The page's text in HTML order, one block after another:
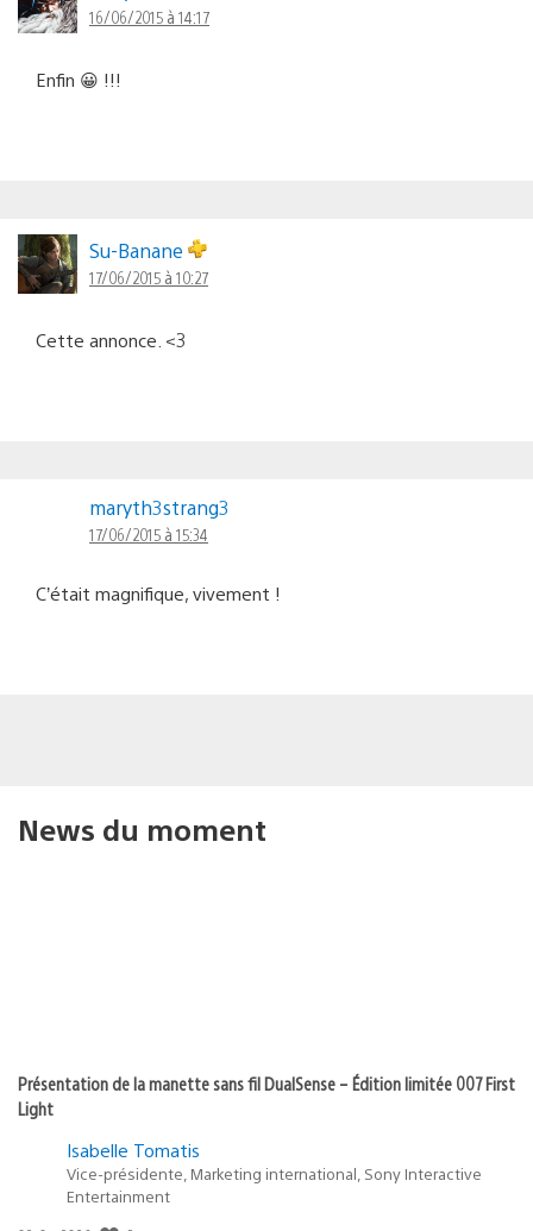
16/06/2015 à 14:17
Enfin 😀 !!!
Su-Banane
17/06/2015 à 10:27
Cette annonce. <3
maryth3strang3
17/06/2015 à 15:34
C’était magnifique, vivement !
News du moment
Présentation de la manette sans fil DualSense – Édition limitée 007 First
Light
Isabelle Tomatis
Vice-présidente, Marketing international, Sony Interactive
Entertainment